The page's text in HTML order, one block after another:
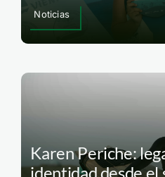
Noticias
Karen Periche:
identidad desde el